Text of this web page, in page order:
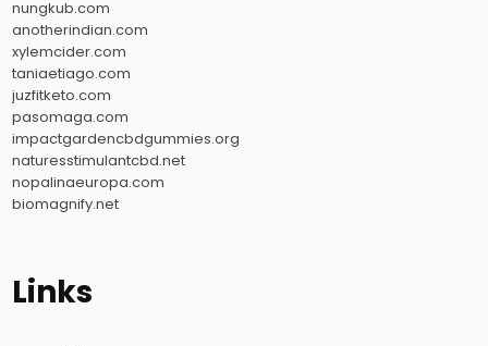
nungkub.com
anotherindian.com
xylemcider.com
taniaetiago.com
juzfitketo.com
pasomaga.com
impactgardencbdgummies.org
naturesstimulantcbd.net
nopalinaeuropa.com
biomagnify.net
Links